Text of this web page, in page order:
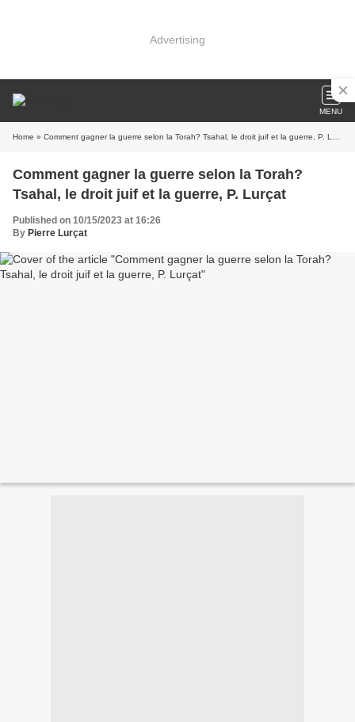
Advertising
MENU
Home » Comment gagner la guerre selon la Torah? Tsahal, le droit juif et la guerre, P. Lurçat
Comment gagner la guerre selon la Torah?
Tsahal, le droit juif et la guerre, P. Lurçat
Published on 10/15/2023 at 16:26
By Pierre Lurçat